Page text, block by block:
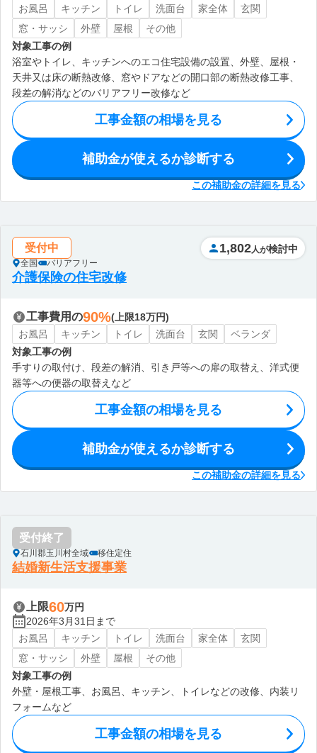
お風呂 キッチン トイレ 洗面台 家全体
玄関
窓・サッシ
外壁 屋根
その他
対象工事の例
浴室やトイレ、キッチンへのエコ住宅設備の設置、外壁、屋根・
天井又は床の断熱改修、窓やドアなどの開口部の断熱改修工事、
段差の解消などのバリアフリー改修など
工事金額の相場を見る
補助金が使えるか診断する
この補助金の詳細を見る
受付中
全国 バリアフリー
1,802 人が検討中
介護保険の住宅改修
工事費用の90%(上限18万円)
お風呂
キッチン トイレ 洗面台 玄関
ベランダ
対象工事の例
手すりの取付け、段差の解消、引き戸等への扉の取替え、洋式便
器等への便器の取替えなど
工事金額の相場を見る
補助金が使えるか診断する
この補助金の詳細を見る
受付終了
石川郡玉川村全域 移住定住
結婚新生活支援事業
上限60万円
2026年3月31日まで
お風呂
キッチン トイレ 洗面台 家全体
玄関
窓・サッシ
外壁 屋根
その他
対象工事の例
外壁・屋根工事、お風呂、キッチン、トイレなどの改修、内装リ
フォームなど
工事金額の相場を見る